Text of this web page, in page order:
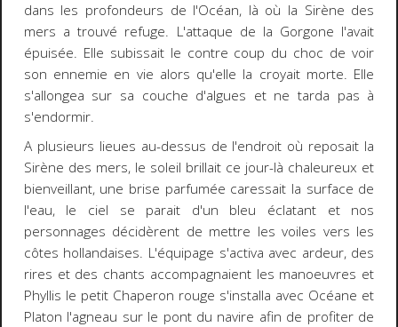
dans les profondeurs de l'Océan, là où la Sirène des
mers a trouvé refuge. L'attaque de la Gorgone l'avait
épuisée. Elle subissait le contre coup du choc de voir
son ennemie en vie alors qu'elle la croyait morte. Elle
s'allongea sur sa couche d'algues et ne tarda pas à
s'endormir.
A plusieurs lieues au-dessus de l'endroit où reposait la
Sirène des mers, le soleil brillait ce jour-là chaleureux et
bienveillant, une brise parfumée caressait la surface de
l'eau, le ciel se parait d'un bleu éclatant et nos
personnages décidèrent de mettre les voiles vers les
côtes hollandaises. L'équipage s'activa avec ardeur, des
rires et des chants accompagnaient les manoeuvres et
Phyllis le petit Chaperon rouge s'installa avec Océane et
Platon l'agneau sur le pont du navire afin de profiter de